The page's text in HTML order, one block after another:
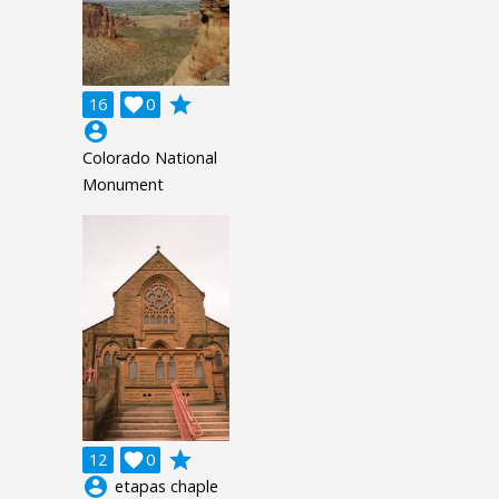
16 0

grade
account_circle
Colorado National
Monument
12 0

grade
account_circle etapas chaple